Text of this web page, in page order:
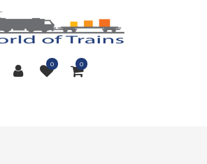
0 0